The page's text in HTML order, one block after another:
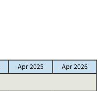
Apr 2025 Apr 2026